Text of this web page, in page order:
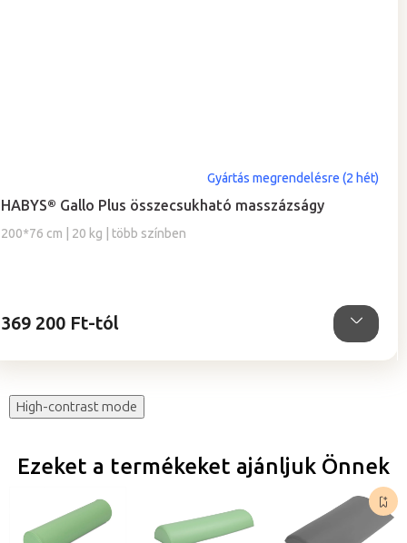
HABYS® Gallo Plus összecsukható masszázságy
200*76 cm | 20 kg | több színben
átlagos
értékelése
Gyártás megrendelésre (2 hét)
369 200 Ft-tól
High-contrast mode
Ezeket a termékeket ajánljuk Önnek